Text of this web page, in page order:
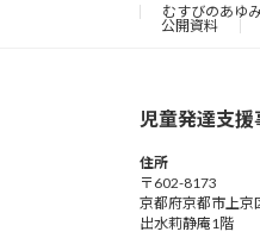
むすびのあゆ
公開資料
児童発達支
住所
〒602-8173
京都府京都市上京
出水莉静庵1階